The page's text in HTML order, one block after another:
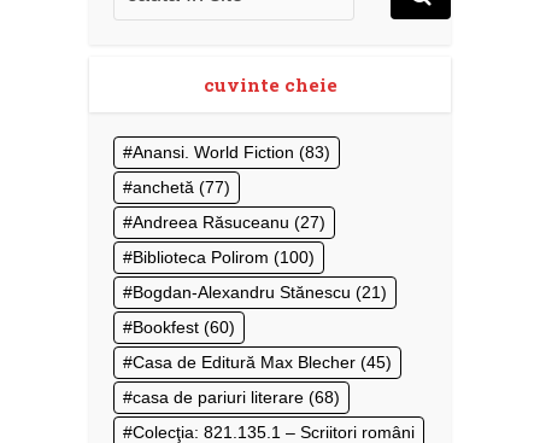
cuvinte cheie
Anansi. World Fiction (83)
anchetă (77)
Andreea Răsuceanu (27)
Biblioteca Polirom (100)
Bogdan-Alexandru Stănescu (21)
Bookfest (60)
Casa de Editură Max Blecher (45)
casa de pariuri literare (68)
Colecţia: 821.135.1 – Scriitori români